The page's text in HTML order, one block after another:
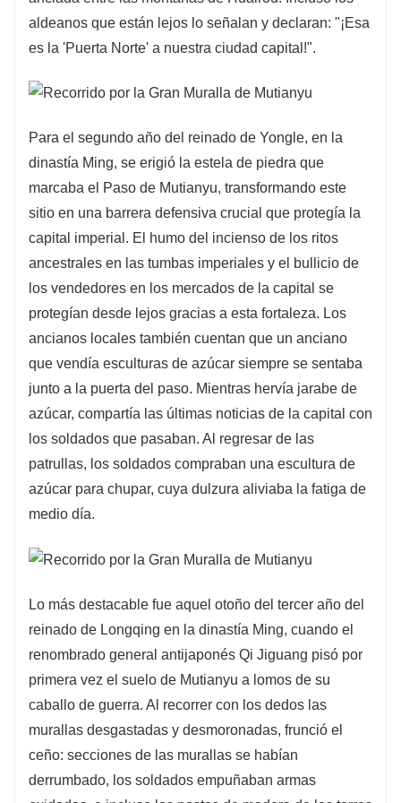
aldeanos que están lejos lo señalan y declaran: "¡Esa
es la 'Puerta Norte' a nuestra ciudad capital!".
Para el segundo año del reinado de Yongle, en la
dinastía Ming, se erigió la estela de piedra que
marcaba el Paso de Mutianyu, transformando este
sitio en una barrera defensiva crucial que protegía la
capital imperial. El humo del incienso de los ritos
ancestrales en las tumbas imperiales y el bullicio de
los vendedores en los mercados de la capital se
protegían desde lejos gracias a esta fortaleza. Los
ancianos locales también cuentan que un anciano
que vendía esculturas de azúcar siempre se sentaba
junto a la puerta del paso. Mientras hervía jarabe de
azúcar, compartía las últimas noticias de la capital con
los soldados que pasaban. Al regresar de las
patrullas, los soldados compraban una escultura de
azúcar para chupar, cuya dulzura aliviaba la fatiga de
medio día.
Lo más destacable fue aquel otoño del tercer año del
reinado de Longqing en la dinastía Ming, cuando el
renombrado general antijaponés Qi Jiguang pisó por
primera vez el suelo de Mutianyu a lomos de su
caballo de guerra. Al recorrer con los dedos las
murallas desgastadas y desmoronadas, frunció el
ceño: secciones de las murallas se habían
derrumbado, los soldados empuñaban armas